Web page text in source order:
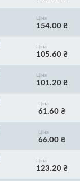
Ціна
154.00 ₴
Ціна
105.60 ₴
Ціна
101.20 ₴
Ціна
61.60 ₴
Ціна
66.00 ₴
Ціна
123.20 ₴